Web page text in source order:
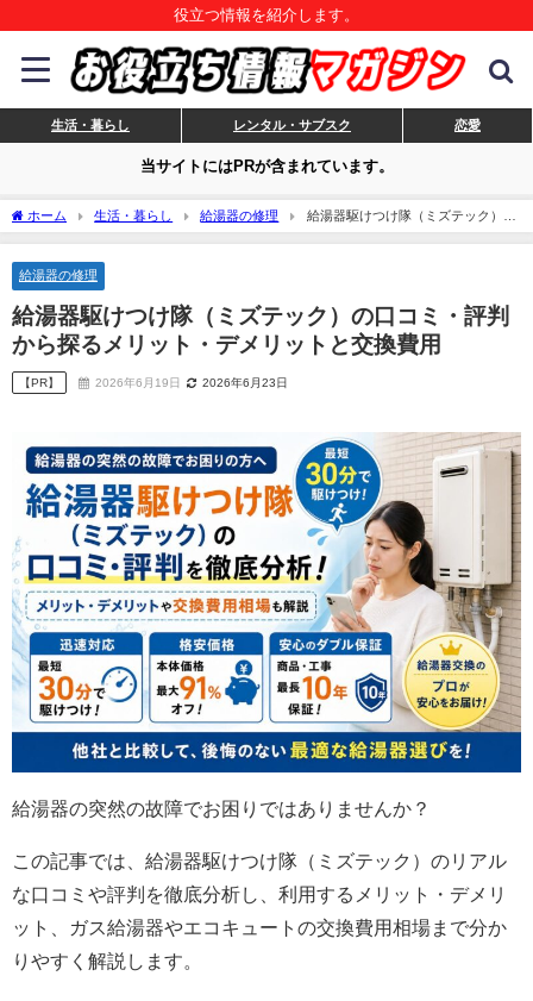
役立つ情報を紹介します。
生活・暮らし レンタル・サブスク 恋愛
当サイトにはPRが含まれています。
ホーム 生活・暮らし 給湯器の修理
給湯器駆けつけ隊（ミズテック）の
口コミ・評判から探るメリット・デメリットと交換費用
給湯器の修理
給湯器駆けつけ隊（ミズテック）の口コミ・評判
から探るメリット・デメリットと交換費用
【PR】 2026年6月19日 2026年6月23日
給湯器の突然の故障でお困りではありませんか？
この記事では、給湯器駆けつけ隊（ミズテック）のリアル
な口コミや評判を徹底分析し、利用するメリット・デメリ
ット、ガス給湯器やエコキュートの交換費用相場まで分か
りやすく解説します。